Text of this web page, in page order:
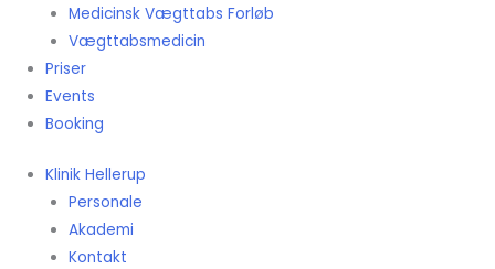
Medicinsk Vægttabs Forløb
Vægttabsmedicin
Priser
Events
Booking
Klinik Hellerup
Personale
Akademi
Kontakt